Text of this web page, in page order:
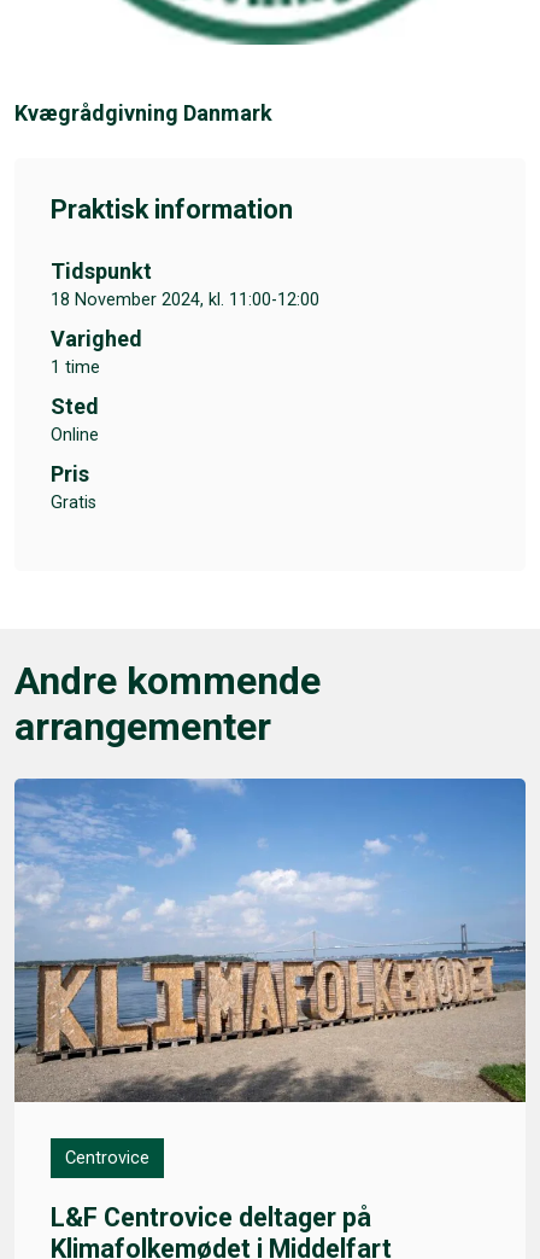
Kvægrådgivning Danmark
Praktisk information
Tidspunkt
18 November 2024, kl. 11:00-12:00
Varighed
1 time
Sted
Online
Pris
Gratis
Andre kommende
arrangementer
Centrovice
L&F Centrovice deltager på
Klimafolkemødet i Middelfart